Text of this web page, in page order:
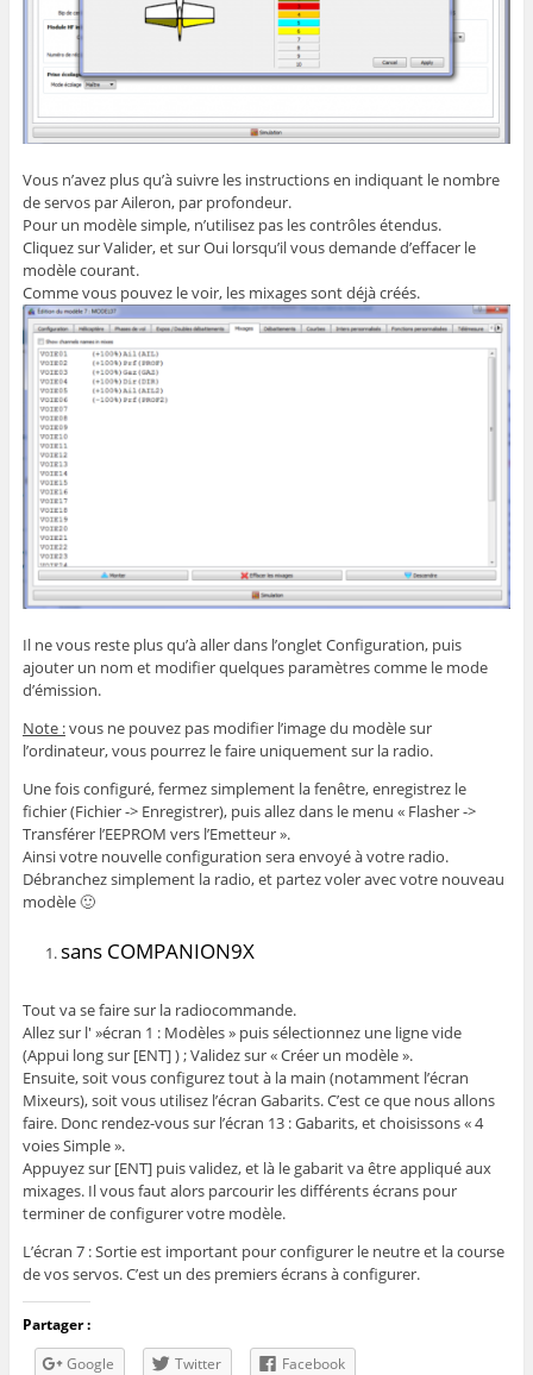
Vous n’avez plus qu’à suivre les instructions en indiquant le nombre
de servos par Aileron, par profondeur.
Pour un modèle simple, n’utilisez pas les contrôles étendus.
Cliquez sur Valider, et sur Oui lorsqu’il vous demande d’effacer le
modèle courant.
Comme vous pouvez le voir, les mixages sont déjà créés.
Il ne vous reste plus qu’à aller dans l’onglet Configuration, puis
ajouter un nom et modifier quelques paramètres comme le mode
d’émission.
Note :vous ne pouvez pas modifier l’image du modèle sur
l’ordinateur, vous pourrez le faire uniquement sur la radio.
Une fois configuré, fermez simplement la fenêtre, enregistrez le
fichier (Fichier -> Enregistrer), puis allez dans le menu « Flasher ->
Transférer l’EEPROM vers l’Emetteur ».
Ainsi votre nouvelle configuration sera envoyé à votre radio.
Débranchez simplement la radio, et partez voler avec votre nouveau
modèle 🙂
sans COMPANION9X
Tout va se faire sur la radiocommande.
Allez sur l' »écran 1 : Modèles » puis sélectionnez une ligne vide
(Appui long sur [ENT] ) ; Validez sur « Créer un modèle ».
Ensuite, soit vous configurez tout à la main (notamment l’écran
Mixeurs), soit vous utilisez l’écran Gabarits. C’est ce que nous allons
faire. Donc rendez-vous sur l’écran 13 : Gabarits, et choisissons « 4
voies Simple ».
Appuyez sur [ENT] puis validez, et là le gabarit va être appliqué aux
mixages. Il vous faut alors parcourir les différents écrans pour
terminer de configurer votre modèle.
L’écran 7 : Sortie est important pour configurer le neutre et la course
de vos servos. C’est un des premiers écrans à configurer.
Partager :
Google
Twitter Facebook